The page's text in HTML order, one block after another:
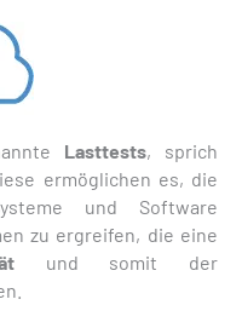
Lasttests, sprich
ermöglichen es, die
und Software
zu ergreifen, die eine
und somit der